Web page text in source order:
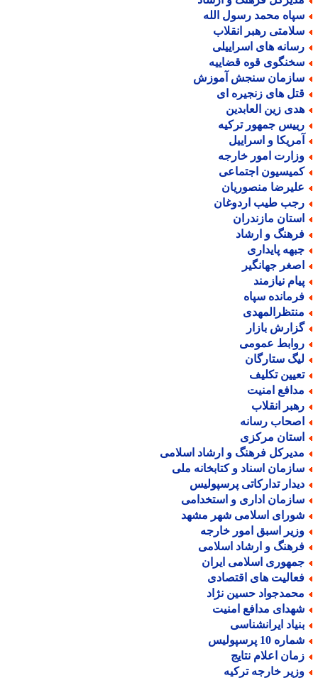
محمد رسول الله
رهبر انقلاب
های اسراییلی
قوه قضاییه
سنجش آموزش
های زنجیره ای
زین العابدین
جمهور ترکیه
و اسراییل
امور خارجه
اجتماعی
منصوریان
طیب اردوغان
مازندران
و ارشاد
پایداری
جهانگیر
نیازمند
سپاه
بازار
عمومی
ستارگان
تکلیف
امنیت
انقلاب
رسانه
مرکزی
فرهنگ و ارشاد اسلامی
اسناد و کتابخانه ملی
تدارکاتی پرسپولیس
اداری و استخدامی
اسلامی شهر مشهد
اسبق امور خارجه
و ارشاد اسلامی
اسلامی ایران
های اقتصادی
حسین نژاد
مدافع امنیت
ایرانشناسی
10 پرسپولیس
اعلام نتایج
خارجه ترکیه